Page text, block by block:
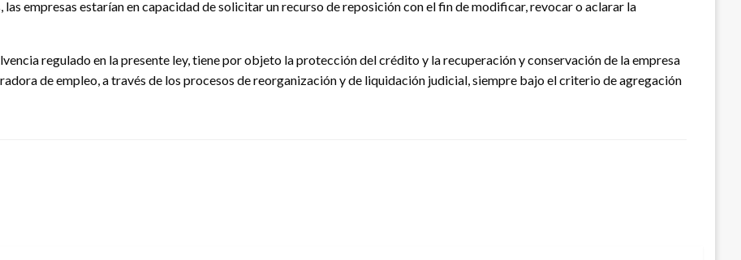
empresas estarían en capacidad de solicitar un recurso de reposición con el fin de modificar, revocar o aclarar la
regulado en la presente ley, tiene por objeto la protección del crédito y la recuperación y conservación de la empresa
de empleo, a través de los procesos de reorganización y de liquidación judicial, siempre bajo el criterio de agregación